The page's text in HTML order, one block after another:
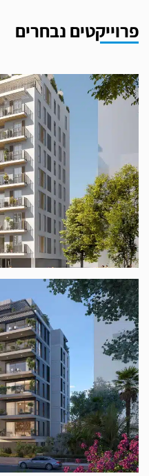
פרוייקטים נבחרים
ז׳בוטינסקי
המאירי